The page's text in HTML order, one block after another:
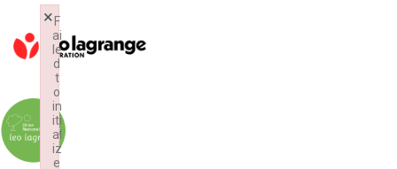
F
ai
le
d
t
o
in
iti
al
iz
e
×